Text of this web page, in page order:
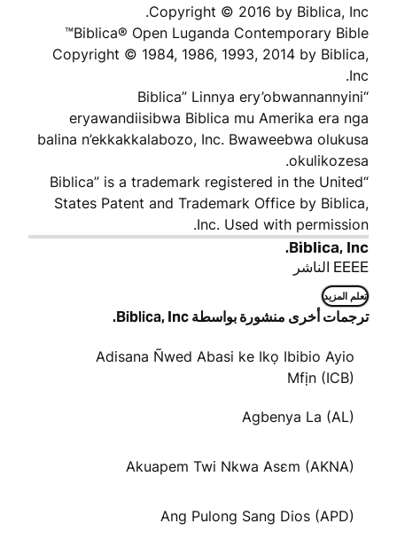
Copyright © 2016 by Biblica, Inc.
Biblica® Open Luganda Contemporary Bible™
Copyright © 1984, 1986, 1993, 2014 by Biblica,
Inc.
“Biblica” Linnya ery’obwannannyini
eryawandiisibwa Biblica mu Amerika era nga
balina n’ekkakkalabozo, Inc. Bwaweebwa olukusa
okulikozesa.
“Biblica” is a trademark registered in the United
States Patent and Trademark Office by Biblica,
Inc. Used with permission.
Biblica, Inc.
EEEE الناشر
تعلم المزيد
ترجمات أخرى منشورة بواسطة Biblica, Inc.
Adisana Ñwed Abasi ke Ikọ Ibibio Ayio
Mfịn (ICB)
Agbenya La (AL)
Akuapem Twi Nkwa Asɛm (AKNA)
Ang Pulong Sang Dios (APD)